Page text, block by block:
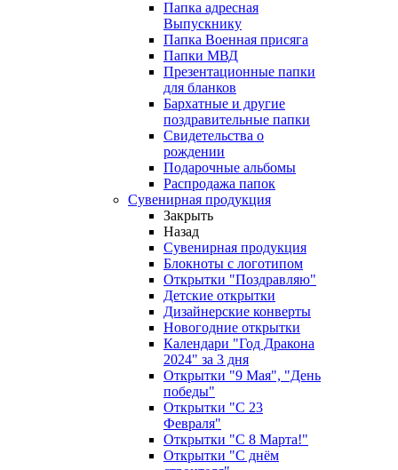
Папка адресная
Выпускнику
Папка Военная присяга
Папки МВД
Презентационные папки
для бланков
Бархатные и другие
поздравительные папки
Свидетельства о
рождении
Подарочные альбомы
Распродажа папок
Сувенирная продукция
Закрыть
Назад
Сувенирная продукция
Блокноты с логотипом
Открытки "Поздравляю"
Детские открытки
Дизайнерские конверты
Новогодние открытки
Календари "Год Дракона
2024" за 3 дня
Открытки "9 Мая", "День
победы"
Открытки "С 23
Февраля"
Открытки "С 8 Марта!"
Открытки "С днём